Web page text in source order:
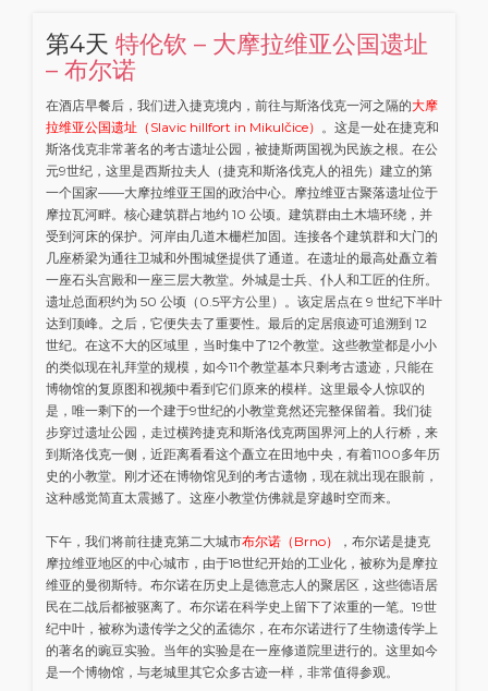
第4天 特伦钦 – 大摩拉维亚公国遗址
– 布尔诺
在酒店早餐后，我们进入捷克境内，前往与斯洛伐克一河之隔的大摩
拉维亚公国遗址（Slavic hillfort in Mikulčice） 。这是一处在捷克和
斯洛伐克非常著名的考古遗址公园，被捷斯两国视为民族之根。在公
元9世纪，这里是西斯拉夫人（捷克和斯洛伐克人的祖先）建立的第
一个国家——大摩拉维亚王国的政治中心。摩拉维亚古聚落遗址位于
摩拉瓦河畔。核心建筑群占地约 10 公顷。建筑群由土木墙环绕，并
受到河床的保护。河岸由几道木栅栏加固。连接各个建筑群和大门的
几座桥梁为通往卫城和外围城堡提供了通道。在遗址的最高处矗立着
一座石头宫殿和一座三层大教堂。外城是士兵、仆人和工匠的住所。
遗址总面积约为 50 公顷（0.5平方公里）。该定居点在 9 世纪下半叶
达到顶峰。之后，它便失去了重要性。最后的定居痕迹可追溯到 12
世纪。在这不大的区域里，当时集中了12个教堂。这些教堂都是小小
的类似现在礼拜堂的规模，如今11个教堂基本只剩考古遗迹，只能在
博物馆的复原图和视频中看到它们原来的模样。这里最令人惊叹的
是，唯一剩下的一个建于9世纪的小教堂竟然还完整保留着。我们徒
步穿过遗址公园，走过横跨捷克和斯洛伐克两国界河上的人行桥，来
到斯洛伐克一侧，近距离看看这个矗立在田地中央，有着1100多年历
史的小教堂。刚才还在博物馆见到的考古遗物，现在就出现在眼前，
这种感觉简直太震撼了。这座小教堂仿佛就是穿越时空而来。
下午，我们将前往捷克第二大城市布尔诺（Brno）
，布尔诺是捷克
摩拉维亚地区的中心城市，由于18世纪开始的工业化，被称为是摩拉
维亚的曼彻斯特。布尔诺在历史上是德意志人的聚居区，这些德语居
民在二战后都被驱离了。布尔诺在科学史上留下了浓重的一笔。19世
纪中叶，被称为遗传学之父的孟德尔，在布尔诺进行了生物遗传学上
的著名的豌豆实验。当年的实验是在一座修道院里进行的。这里如今
是一个博物馆，与老城里其它众多古迹一样，非常值得参观。